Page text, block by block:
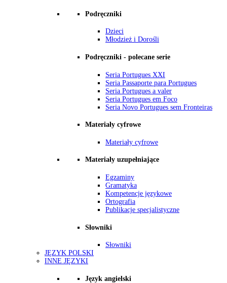
Podręczniki
Dzieci
Młodzież i Dorośli
Podręczniki - polecane serie
Seria Portugues XXI
Seria Passaporte para Portugues
Seria Portugues a valer
Seria Portugues em Foco
Seria Novo Portugues sem Fronteiras
Materiały cyfrowe
Materiały cyfrowe
Materiały uzupełniające
Egzaminy
Gramatyka
Kompetencje językowe
Ortografia
Publikacje specjalistyczne
Słowniki
Słowniki
JĘZYK POLSKI
INNE JĘZYKI
Język angielski